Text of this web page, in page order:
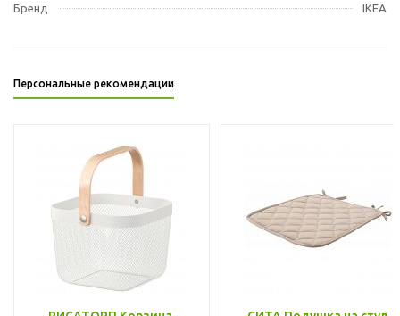
Бренд IKEA
Персональные рекомендации